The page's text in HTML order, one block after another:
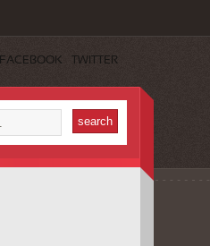
FACEBOOK TWITTER